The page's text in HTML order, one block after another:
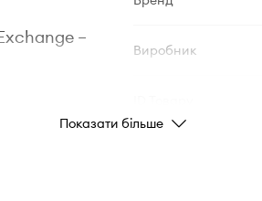
–
Виробник
Показати більше